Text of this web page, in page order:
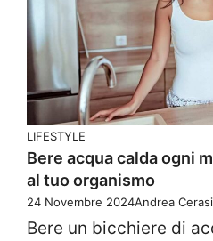
LIFESTYLE
Bere acqua calda ogni
al tuo organismo
24 Novembre 2024Andrea Cerasi
Bere un bicchiere di